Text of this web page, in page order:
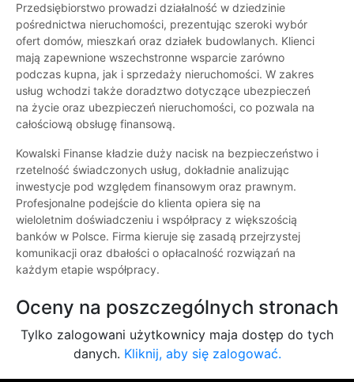
Przedsiębiorstwo prowadzi działalność w dziedzinie
pośrednictwa nieruchomości, prezentując szeroki wybór
ofert domów, mieszkań oraz działek budowlanych. Klienci
mają zapewnione wszechstronne wsparcie zarówno
podczas kupna, jak i sprzedaży nieruchomości. W zakres
usług wchodzi także doradztwo dotyczące ubezpieczeń
na życie oraz ubezpieczeń nieruchomości, co pozwala na
całościową obsługę finansową.
Kowalski Finanse kładzie duży nacisk na bezpieczeństwo i
rzetelność świadczonych usług, dokładnie analizując
inwestycje pod względem finansowym oraz prawnym.
Profesjonalne podejście do klienta opiera się na
wieloletnim doświadczeniu i współpracy z większością
banków w Polsce. Firma kieruje się zasadą przejrzystej
komunikacji oraz dbałości o opłacalność rozwiązań na
każdym etapie współpracy.
Oceny na poszczególnych stronach
Tylko zalogowani użytkownicy maja dostęp do tych
danych. Kliknij, aby się zalogować.